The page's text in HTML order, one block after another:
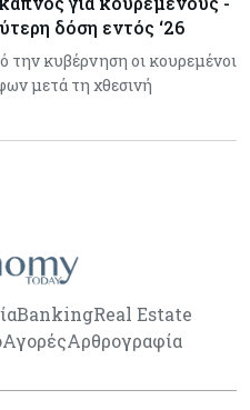
δόση εντός ‘26
την κυβέρνηση οι κουρεμένοι
μετά τη χθεσινή
BankingReal Estate
ΑγορέςΑρθρογραφία